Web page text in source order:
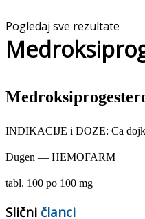
Pogledaj sve rezultate
INDIKACIJE i DOZE: Ca
Dugen — HEMOFARM
tabl. 100 po 100 mg
Slični članci